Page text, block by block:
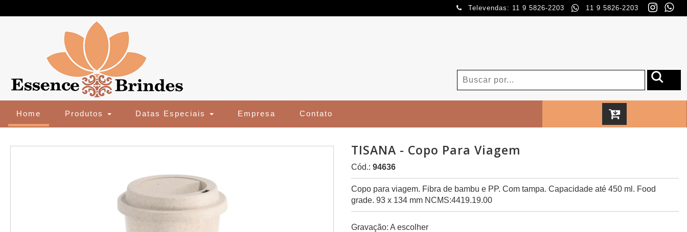
Televendas: 11 9 5826-2203 11 9 5826-2203
Home (current)Produtos Datas Especiais Empresa Contato
TISANA - Copo Para Viagem
Cód.: 94636
Copo para viagem. Fibra de bambu e PP. Com tampa. Capacidade até 450 ml. Food
grade. 93 x 134 mm NCMS:4419.19.00
Gravação: A escolher